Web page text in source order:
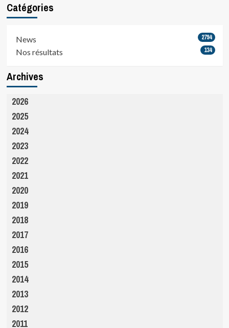
Catégories
News 2794
Nos résultats 134
Archives
2026
2025
2024
2023
2022
2021
2020
2019
2018
2017
2016
2015
2014
2013
2012
2011